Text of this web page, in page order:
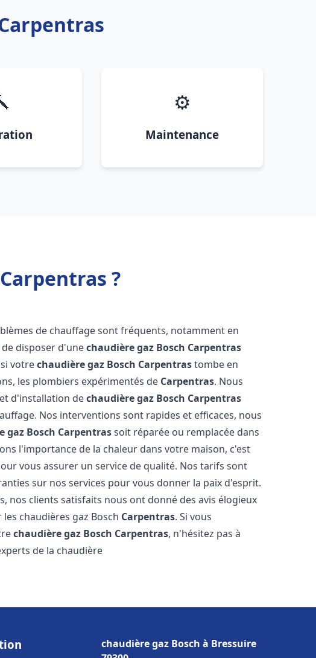
⚙️
Maintenance
?
de chauffage sont fréquents, notamment en
de disposer d'unechaudière gaz Bosch Carpentras
si votrechaudière gaz Bosch Carpentrastombe en
les plombiers expérimentés de Carpentras. Nous
d'installation dechaudière gaz Bosch Carpentras
Nos interventions sont rapides et efficaces, nous
gaz Bosch Carpentrassoit réparée ou remplacée dans
l'importance de la chaleur dans votre maison, c'est
vous assurer un service de qualité. Nos tarifs sont
sur nos services pour vous donner la paix d'esprit.
nos clients satisfaits nous ont donné des avis élogieux
chaudières gaz Bosch Carpentras. Si vous
chaudière gaz Bosch Carpentras, n'hésitez pas à
de la chaudière
chaudière gaz Bosch à Bressuire